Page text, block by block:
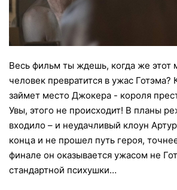
Весь фильм ты ждешь, когда же этот
человек превратится в ужас Готэма?
займет место Джокера - короля
Увы, этого не происходит! В планы
входило – и неудачливый клоун
конца и не прошел путь героя,
финале он оказывается ужасом не
стандартной психушки…